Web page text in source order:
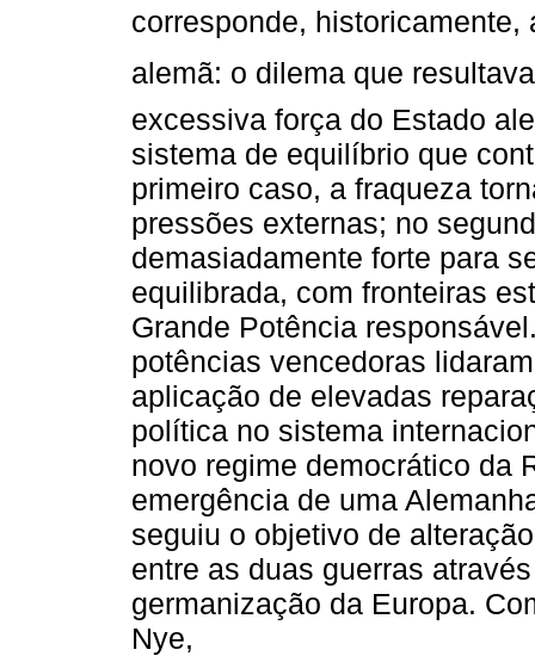
corresponde, historicamente,
alemã: o dilema que
excessiva força do Estado
sistema de equilíbrio que
primeiro caso, a fraqueza
pressões externas; no
demasiadamente forte para
equilibrada, com fronteiras
Grande Potência
potências vencedoras
aplicação de elevadas
política no sistema
novo regime democrático da
emergência de uma
seguiu o objetivo de
entre as duas guerras
germanização da Europa.
Nye,